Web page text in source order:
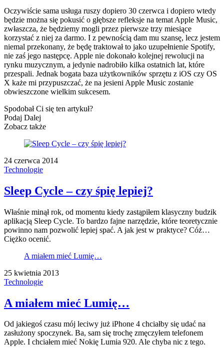
Oczywiście sama usługa ruszy dopiero 30 czerwca i dopiero wtedy
będzie można się pokusić o głębsze refleksje na temat Apple Music,
zwłaszcza, że będziemy mogli przez pierwsze trzy miesiące
korzystać z niej za darmo. I z pewnością dam mu szansę, lecz jestem
niemal przekonany, że będę traktował to jako uzupełnienie Spotify,
nie zaś jego następcę. Apple nie dokonało kolejnej rewolucji na
rynku muzycznym, a jedynie nadrobiło kilka ostatnich lat, które
przespali. Jednak bogata baza użytkowników sprzętu z iOS czy OS
X każe mi przypuszczać, że na jesieni Apple Music zostanie
obwieszczone wielkim sukcesem.
Spodobał Ci się ten artykuł?
Podaj Dalej
Zobacz także
24 czerwca 2014
Technologie
Sleep Cycle – czy śpię lepiej?
Właśnie minął rok, od momentu kiedy zastąpiłem klasyczny budzik
aplikacją Sleep Cycle. To bardzo fajne narzędzie, które teoretycznie
powinno nam pozwolić lepiej spać. A jak jest w praktyce? Cóż…
Ciężko ocenić.
A miałem mieć Lumię…
25 kwietnia 2013
Technologie
A miałem mieć Lumię…
Od jakiegoś czasu mój leciwy już iPhone 4 chciałby się udać na
zasłużony spoczynek. Ba, sam się trochę zmęczyłem telefonem
Apple. I chciałem mieć Nokię Lumia 920. Ale chyba nic z tego.